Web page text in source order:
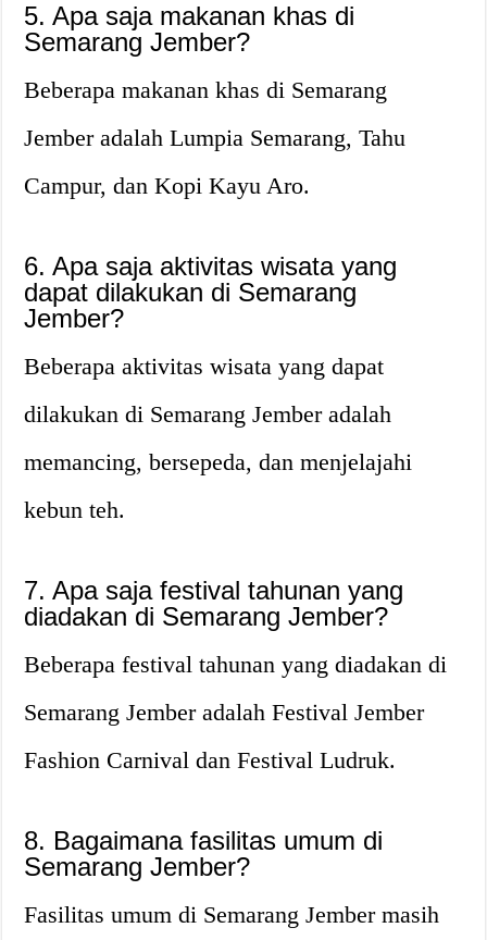
5. Apa saja makanan khas di
Semarang Jember?
Beberapa makanan khas di Semarang
Jember adalah Lumpia Semarang, Tahu
Campur, dan Kopi Kayu Aro.
6. Apa saja aktivitas wisata yang
dapat dilakukan di Semarang
Jember?
Beberapa aktivitas wisata yang dapat
dilakukan di Semarang Jember adalah
memancing, bersepeda, dan menjelajahi
kebun teh.
7. Apa saja festival tahunan yang
diadakan di Semarang Jember?
Beberapa festival tahunan yang diadakan di
Semarang Jember adalah Festival Jember
Fashion Carnival dan Festival Ludruk.
8. Bagaimana fasilitas umum di
Semarang Jember?
Fasilitas umum di Semarang Jember masih